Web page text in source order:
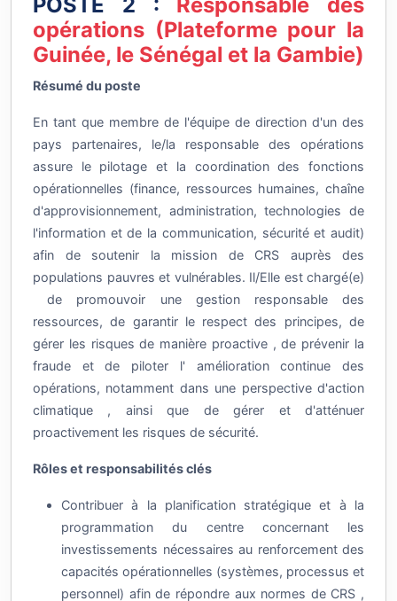
opérations (Plateforme pour la
Guinée, le Sénégal et la Gambie)
Résumé du poste
pays partenaires, le/la responsable des opérations
assure le pilotage et la coordination des fonctions
opérationnelles (finance, ressources humaines, chaîne
d'approvisionnement, administration, technologies de
l'information et de la communication, sécurité et audit)
afin de soutenir la mission de CRS auprès des
populations pauvres et vulnérables. Il/Elle est chargé(e)
de promouvoir une gestion responsable des
ressources, de garantir le respect des principes, de
gérer les risques de manière proactive , de prévenir la
fraude et de piloter l' amélioration continue des
opérations, notamment dans une perspective d'action
climatique , ainsi que de gérer et d'atténuer
proactivement les risques de sécurité.
programmation du centre concernant les
investissements nécessaires au renforcement des
capacités opérationnelles (systèmes, processus et
personnel) afin de répondre aux normes de CRS ,